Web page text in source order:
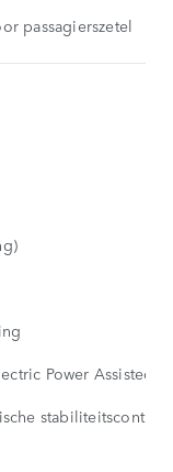
passagierszetel
Power Assisted
stabiliteitscontrole